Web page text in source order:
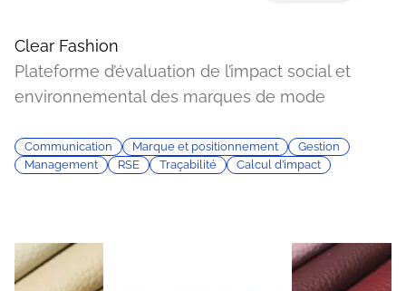
Clear Fashion
Plateforme d’évaluation de l’impact social et
environnemental des marques de mode
Communication Marque et positionnement
Gestion
Management
RSE Traçabilité Calcul d’impact